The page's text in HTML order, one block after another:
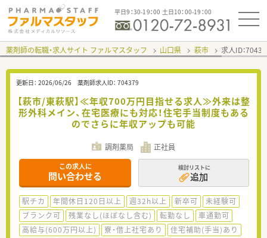
平日9：30-19：00 土日10：00-19：00
薬剤師の転職・求人サイト ファルマスタッフ 山口県 萩市 求人ID：
更新日： 2026/06/26 薬剤師求人ID： 704379
【萩市/東萩駅】≪年収700万円目指せる求人≫外来は整
形外科メイン、在宅医療にも対応！住宅手当制度もある
のでさらに年収アップも可能
調剤薬局 正社員
この求人に
問い合わせる
検討リストに
追加
駅チカ 年間休日120日以上 週32h以上 新卒可
未経験可
ブランク可
残業なし(ほぼなし含む) 転勤なし
車通勤可
高給与(600万円以上)
寮・借上社宅あり
住宅補助(手当)あり